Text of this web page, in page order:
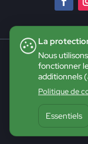
La
Nous
fonctionner
additionnels
Politique de
Essentiels